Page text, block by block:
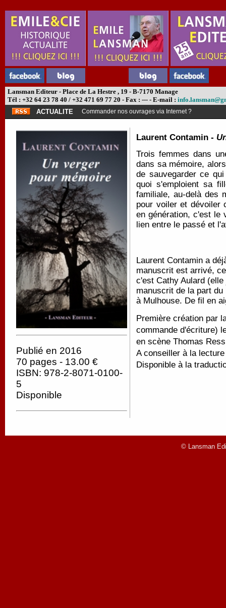
Lansman Editeur - Place de La Hestre , 19 - B-7170 Manage
Tél : +32 64 23 78 40 / +32 471 69 77 20 - Fax : --- - E-mail :
ACTUALITE
Commander nos ouvrages via Internet ?
Publié en 2016
70 pages - 13.00 €
ISBN: 978-2-8071-0100-
5
Disponible
Laurent Contamin -
Trois femmes dans
dans sa mémoire,
de sauvegarder ce
quoi s'emploient sa
familiale, au-delà des
pour voiler et dévoiler
en génération, c'est le
lien entre le passé et
Laurent Contamin a
manuscrit est arrivé,
c'est Cathy Aulard
manuscrit de la part
à Mulhouse. De fil en
Première création par
commande d'écriture)
en scène Thomas
A conseiller à la
Disponible à la
© Lansman